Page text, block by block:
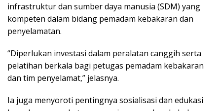
infrastruktur dan sumber daya manusia (SDM) yang
kompeten dalam bidang pemadam kebakaran dan
penyelamatan.
“Diperlukan investasi dalam peralatan canggih serta
pelatihan berkala bagi petugas pemadam kebakaran
dan tim penyelamat,” jelasnya.
Ia juga menyoroti pentingnya sosialisasi dan edukasi